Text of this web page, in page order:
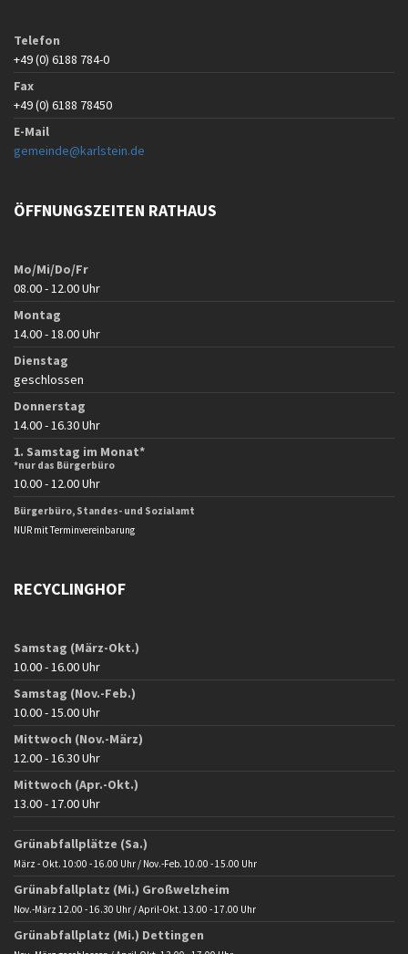
Telefon
+49 (0) 6188 784-0
Fax
+49 (0) 6188 78450
E-Mail
gemeinde@karlstein.de
ÖFFNUNGSZEITEN RATHAUS
Mo/Mi/Do/Fr
08.00 - 12.00 Uhr
Montag
14.00 - 18.00 Uhr
Dienstag
geschlossen
Donnerstag
14.00 - 16.30 Uhr
1. Samstag im Monat*
*nur das Bürgerbüro
10.00 - 12.00 Uhr
Bürgerbüro, Standes- und Sozialamt
NUR mit Terminvereinbarung
RECYCLINGHOF
Samstag (März-Okt.)
10.00 - 16.00 Uhr
Samstag (Nov.-Feb.)
10.00 - 15.00 Uhr
Mittwoch (Nov.-März)
12.00 - 16.30 Uhr
Mittwoch (Apr.-Okt.)
13.00 - 17.00 Uhr
Grünabfallplätze (Sa.)
März - Okt. 10:00 - 16.00 Uhr / Nov.-Feb. 10.00 - 15.00 Uhr
Grünabfallplatz (Mi.) Großwelzheim
Nov.-März 12.00 - 16.30 Uhr / April-Okt. 13.00 - 17.00 Uhr
Grünabfallplatz (Mi.) Dettingen